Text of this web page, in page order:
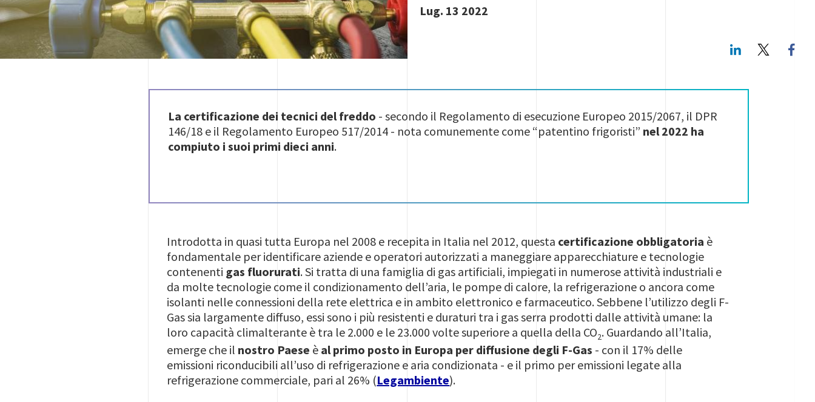
Lug. 13 2022
LinkedIn
La certificazione dei tecnici del freddo - secondo il Regolamento di esecuzione Europeo 2015/2067, il DPR
146/18 e il Regolamento Europeo 517/2014 - nota comunemente come “patentino frigoristi” nel 2022 ha
compiuto i suoi primi dieci anni.
Introdotta in quasi tutta Europa nel 2008 e recepita in Italia nel 2012, questa certificazione obbligatoria è
fondamentale per identificare aziende e operatori autorizzati a maneggiare apparecchiature e tecnologie
contenenti gas fluorurati. Si tratta di una famiglia di gas artificiali, impiegati in numerose attività industriali e
da molte tecnologie come il condizionamento dell’aria, le pompe di calore, la refrigerazione o ancora come
isolanti nelle connessioni della rete elettrica e in ambito elettronico e farmaceutico. Sebbene l’utilizzo degli F-
Gas sia largamente diffuso, essi sono i più resistenti e duraturi tra i gas serra prodotti dalle attività umane: la
loro capacità climalterante è tra le 2.000 e le 23.000 volte superiore a quella della CO2. Guardando all’Italia,
emerge che il nostro Paese è al primo posto in Europa per diffusione degli F-Gas - con il 17% delle
emissioni riconducibili all’uso di refrigerazione e aria condizionata - e il primo per emissioni legate alla
refrigerazione commerciale, pari al 26% (Legambiente).